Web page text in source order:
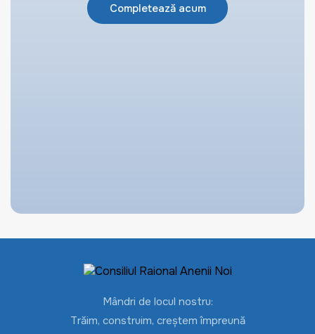
Completează acum
Mândri de locul nostru:
Trăim, construim, creștem împreună